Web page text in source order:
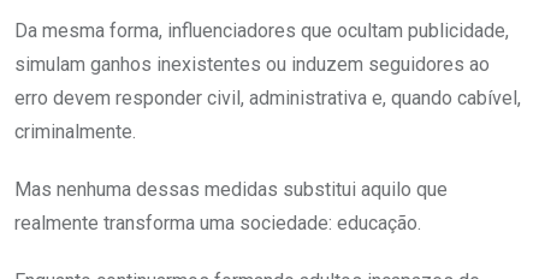
Da mesma forma, influenciadores que ocultam publicidade,
simulam ganhos inexistentes ou induzem seguidores ao
erro devem responder civil, administrativa e, quando cabível,
criminalmente.
Mas nenhuma dessas medidas substitui aquilo que
realmente transforma uma sociedade: educação.